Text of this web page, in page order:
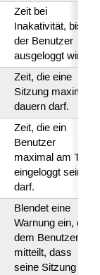
Zeit bei
Inakativität, bis
der Benutzer
ausgeloggt wird.
Zeit, die eine
Sitzung maximal
dauern darf.
Zeit, die ein
Benutzer
maximal am Tag
eingeloggt sein
darf.
Blendet eine
Warnung ein, die
dem Benutzer
mitteilt, dass
seine Sitzung in